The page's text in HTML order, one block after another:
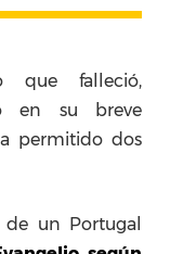
que falleció,
en su breve
permitido dos
un Portugal